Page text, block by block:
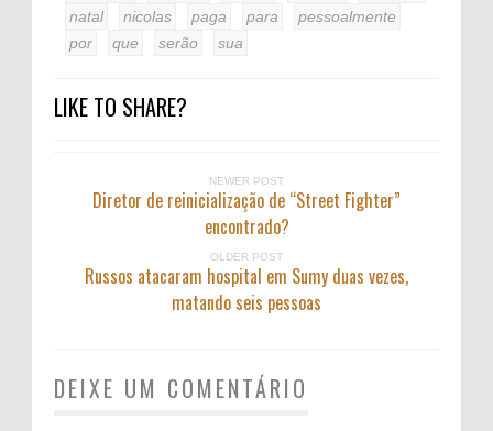
natal
nicolas paga para
pessoalmente
por
que serão sua
LIKE TO SHARE?
NEWER POST
Diretor de reinicialização de “Street Fighter”
encontrado?
OLDER POST
Russos atacaram hospital em Sumy duas vezes,
matando seis pessoas
DEIXE UM COMENTÁRIO